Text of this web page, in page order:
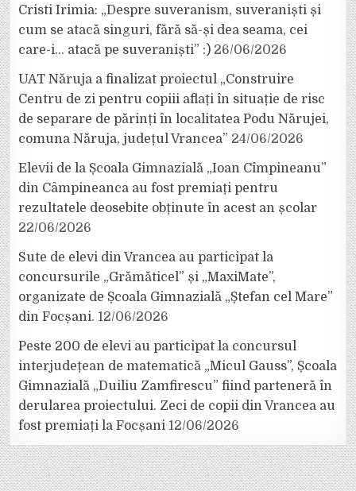
Cristi Irimia: „Despre suveranism, suveraniști și
cum se atacă singuri, fără să-și dea seama, cei
care-i… atacă pe suveraniști” :) 26/06/2026
UAT Năruja a finalizat proiectul „Construire
Centru de zi pentru copiii aflați în situație de risc
de separare de părinți în localitatea Podu Nărujei,
comuna Năruja, județul Vrancea” 24/06/2026
Elevii de la Școala Gimnazială „Ioan Cîmpineanu”
din Câmpineanca au fost premiați pentru
rezultatele deosebite obținute în acest an școlar
22/06/2026
Sute de elevi din Vrancea au participat la
concursurile „Grămăticel” și „MaxiMate”,
organizate de Școala Gimnazială „Ștefan cel Mare”
din Focșani. 12/06/2026
Peste 200 de elevi au participat la concursul
interjudețean de matematică „Micul Gauss”, Școala
Gimnazială „Duiliu Zamfirescu” fiind parteneră în
derularea proiectului. Zeci de copii din Vrancea au
fost premiați la Focșani 12/06/2026